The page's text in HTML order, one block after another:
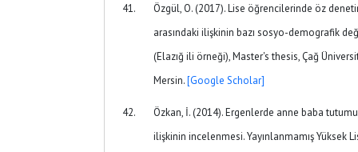
Özgül, O. (2017). Lise öğrencilerinde öz
arasındaki ilişkinin bazı sosyo-demografik
(Elazığ ili örneği), Master's thesis, Çağ
Mersin.[Google Scholar]
Özkan, İ. (2014). Ergenlerde anne baba
ilişkinin incelenmesi. Yayınlanmamış Yüksek